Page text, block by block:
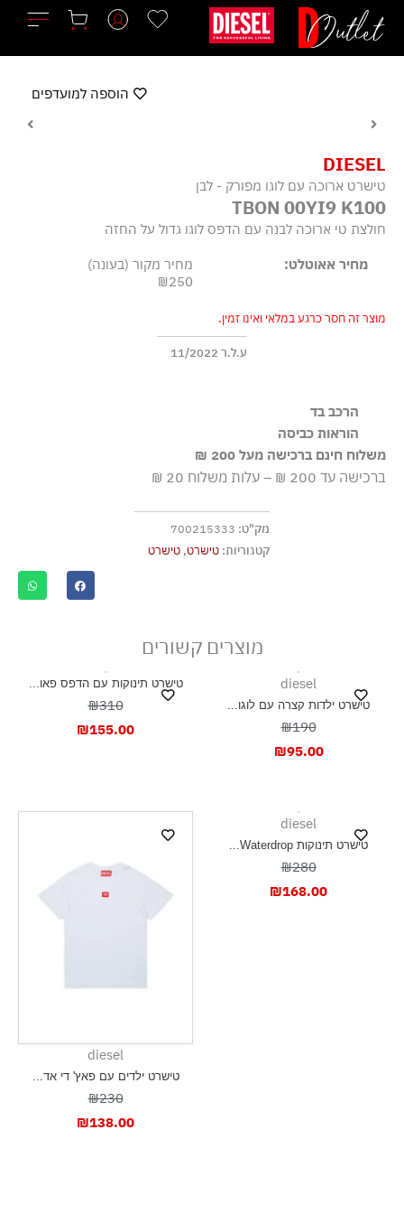
לתוכן
DIESEL
טישרט ארוכה עם לוגו מפורק - לבן
TBON 00YI9 K100
חולצת טי ארוכה לבנה עם הדפס לוגו גדול על החזה
מחיר אאוטלט:
מחיר מקור (בעונה)
₪250
מוצר זה חסר כרגע במלאי ואינו זמין.
ע.ל.ר 11/2022
הרכב בד
100% כותנה
הוראות כביסה
כביסה עדינה במכונה עד-30°C
ללא חומרי הלבנה, ללא השריה
גיהוץ בחום נמוך
אסור לנקות בניקוי יבש כלל
משלוח חינם ברכישה מעל 200 ₪
ברכישה עד 200 ₪ – עלות משלוח 20 ₪
מק"ט: 700215333
קטגוריות: טישרט, טישרט
הוספה למועדפים
מוצרים קשורים
diesel
טישרט ילדות קצרה עם לוגו...
₪190
₪95.00
טישרט תינוקות עם הדפס פאו...
₪310
₪155.00
diesel
טישרט תינוקות Waterdrop...
₪280
₪168.00
diesel
טישרט ילדים עם פאץ' די אד...
₪230
₪138.00